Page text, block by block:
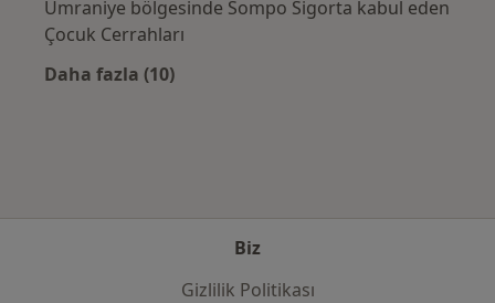
Ümraniye bölgesinde Sompo Sigorta kabul eden
Çocuk Cerrahları
Daha fazla (10)
Biz
Gizlilik Politikası